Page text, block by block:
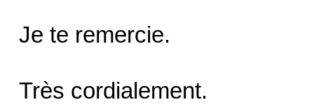
Je te remercie.
Très cordialement.